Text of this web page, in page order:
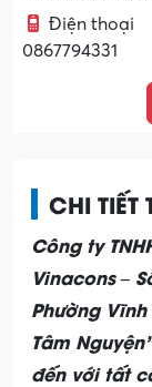
Điện thoại
0867794331
CHI TIẾT
Công ty
Vinacons –
Phường Vĩnh
Tâm
đến với tất